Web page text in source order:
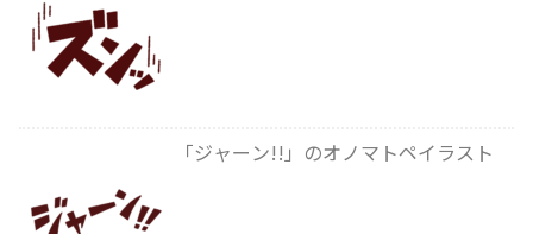
「ジャーン!!」のオノマトペイラスト